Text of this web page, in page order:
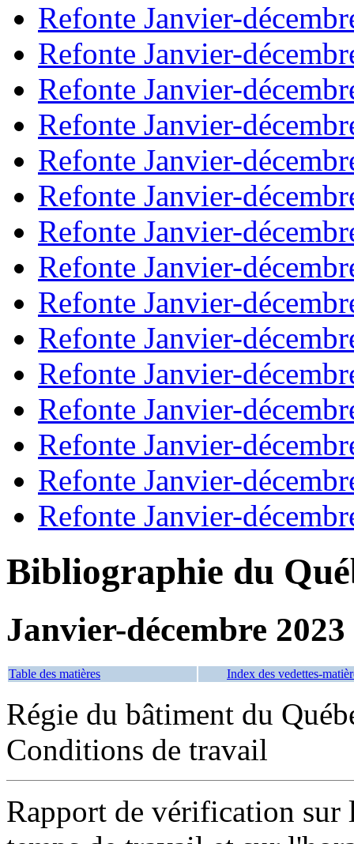
Refonte Janvier-
Refonte Janvier-
Refonte Janvier-
Refonte Janvier-
Refonte Janvier-
Refonte Janvier-
Refonte Janvier-
Refonte Janvier-
Refonte Janvier-
Refonte Janvier-
Refonte Janvier-
Refonte Janvier-
Refonte Janvier-
Refonte Janvier-
Refonte Janvier-
Bibliographie du
Janvier-décembre 2023
Table des matières Index des vedettes-
Régie du bâtiment du
Conditions de travail
Rapport de vérification sur